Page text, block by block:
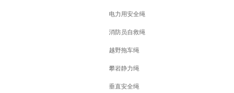
电力用安全绳
消防员自救绳
越野拖车绳
攀岩静力绳
垂直安全绳